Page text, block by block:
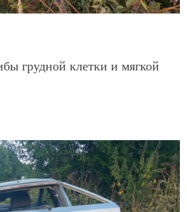
грудной клетки и мягкой